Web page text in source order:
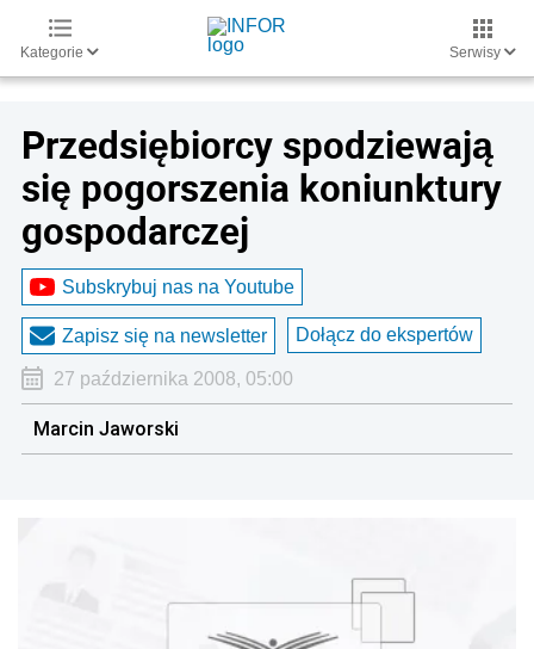
Kategorie Serwisy
Przedsiębiorcy spodziewają
się pogorszenia koniunktury
gospodarczej
Subskrybuj nas na Youtube
Zapisz się na newsletter Dołącz do ekspertów
27 października 2008, 05:00
Marcin Jaworski